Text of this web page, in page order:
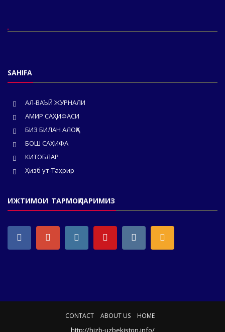
SAHIFA
АЛ-ВАЪЙ ЖУРНАЛИ
АМИР САҲИФАСИ
БИЗ БИЛАН АЛОҚА
БОШ САҲИФА
КИТОБЛАР
Ҳизб ут-Таҳрир
ИЖТИМОИ ТАРМОҚЛАРИМИЗ
CONTACT ABOUT US HOME
http://hizb-uzbekiston.info/